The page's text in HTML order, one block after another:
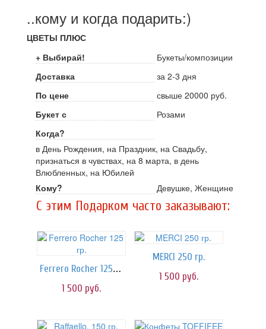
..кому и когда подарить:)
ЦВЕТЫ ПЛЮС
+ Выбирай!
Букеты/композиции
Доставка
за 2-3 дня
По цене
свыше 20000 руб.
Букет с
Розами
Когда?
в День Рождения, на Праздник, на Свадьбу,
признаться в чувствах, на 8 марта, в день
Влюбленных, на Юбилей
Кому?
Девушке, Женщине
C этим Подарком часто заказывают:
Ferrero Rocher 125 гр.
1 500 руб.
MERCI 250 гр.
1 500 руб.